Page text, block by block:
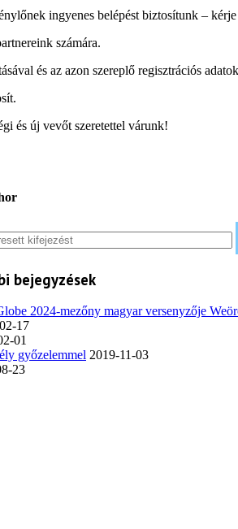
ingyenes belépést biztosítunk –
számára.
és az azon szereplő regisztrációs
és új vevőt szeretettel várunk!
bejegyzések
2024-mezőny magyar versenyzője
17
01
győzelemmel 2019-11-03
23